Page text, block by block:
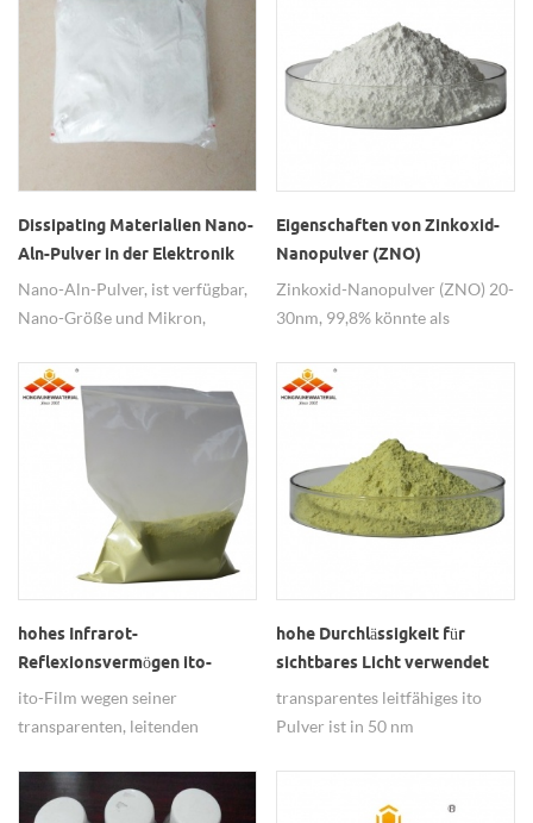
Dissipating Materialien Nano-
Aln-Pulver in der Elektronik
verwendet
Nano-Aln-Pulver, ist verfügbar,
Nano-Größe und Mikron,
ableitenden Materialien.
Eigenschaften von Zinkoxid-
Nanopulver (ZNO)
Zinkoxid-Nanopulver (ZNO) 20-
30nm, 99,8% könnte als
weiter verwendet werden.
hohes Infrarot-
Reflexionsvermögen ito-
Nanopulver für
Flachbildschirme
ito-Film wegen seiner
transparenten, leitenden
weit verbreitet.
hohe Durchlässigkeit für
sichtbares Licht verwendet
transparentes leitfähiges Ito-
Pulver
transparentes leitfähiges ito
Pulver ist in 50 nm
für sichtbares Licht.